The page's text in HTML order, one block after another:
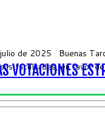
de 2025 Buenas
facultades, en favor
VOTACIONES